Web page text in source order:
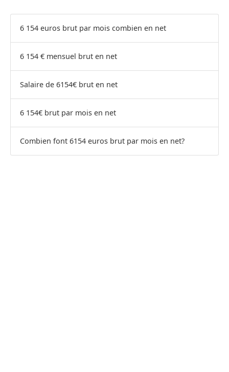
6 154 euros brut par mois combien en net
6 154 € mensuel brut en net
Salaire de 6154€ brut en net
6 154€ brut par mois en net
Combien font 6154 euros brut par mois en net?